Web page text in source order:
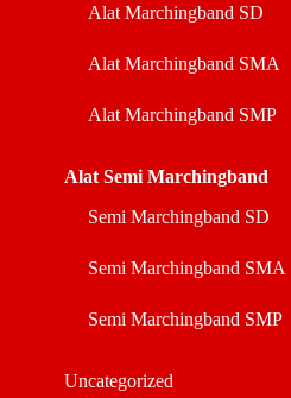
Alat Marchingband SD
Alat Marchingband SMA
Alat Marchingband SMP
Alat Semi Marchingband
Semi Marchingband SD
Semi Marchingband SMA
Semi Marchingband SMP
Uncategorized